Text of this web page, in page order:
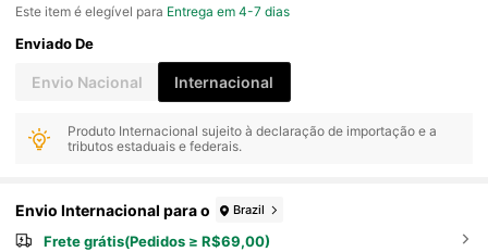
Este item é elegível para Entrega em 4-7 dias
Enviado De
Envio Nacional Internacional
Produto Internacional sujeito à declaração de importação e a
tributos estaduais e federais.
Envio Internacional para o Brazil
Frete grátis(Pedidos ≥ R$69,00)